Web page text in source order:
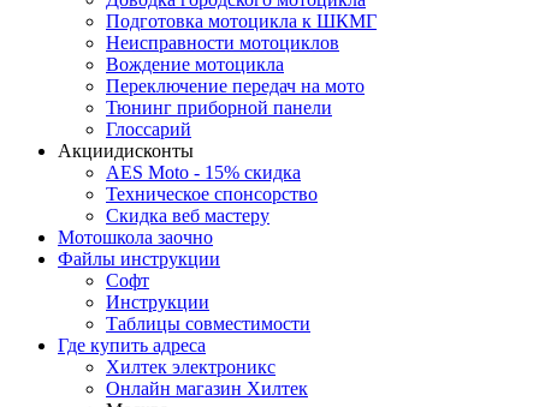
Подготовка мотоцикла к ШКМГ
Неисправности мотоциклов
Вождение мотоцикла
Переключение передач на мото
Тюнинг приборной панели
Глоссарий
Акциидисконты
AES Moto - 15% скидка
Техническое спонсорство
Скидка веб мастеру
Мотошкола заочно
Файлы инструкции
Софт
Инструкции
Таблицы совместимости
Где купить адреса
Хилтек электроникс
Онлайн магазин Хилтек